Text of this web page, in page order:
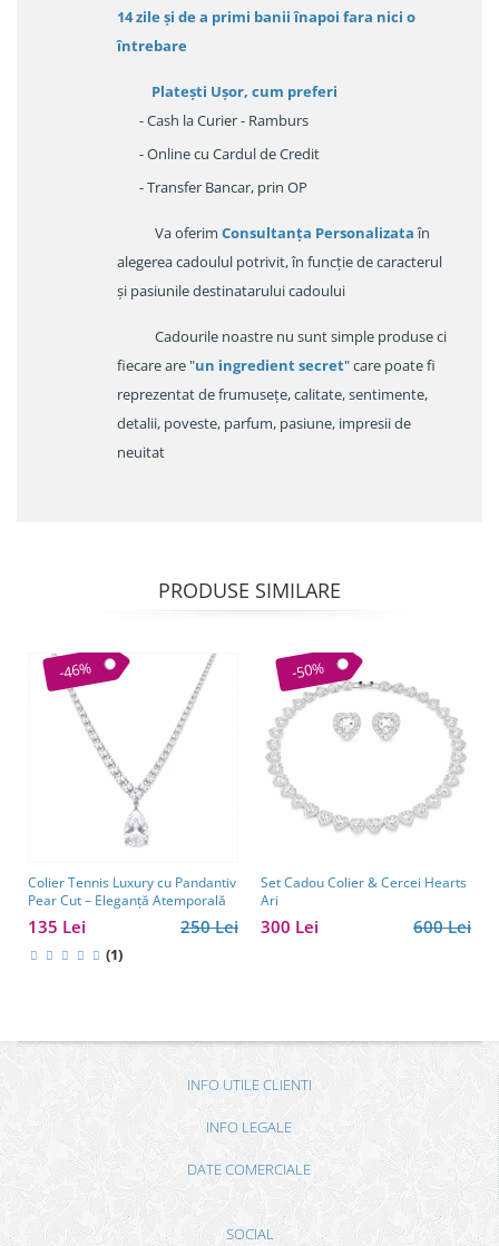
14 zileși de a primi banii înapoi fara nici o
întrebare
Platești Ușor, cum preferi
- Cash la Curier - Ramburs
- Online cu Cardul de Credit
- Transfer Bancar, prin OP
Va oferim Consultanța Personalizataîn
alegerea cadoulul potrivit, în funcție de caracterul
și pasiunile destinatarului cadoului
Cadourile noastre nu sunt simple produse ci
fiecare are "un ingredient secret" care poate fi
reprezentat de frumusețe, calitate, sentimente,
detalii, poveste, parfum, pasiune, impresii de
neuitat
PRODUSE SIMILARE
-46%
Colier Tennis Luxury cu Pandantiv
Pear Cut – Eleganță Atemporală
250 Lei
135 Lei
(1)
-50%
Set Cadou Colier & Cercei Hearts
Ari
600 Lei
300 Lei
INFO UTILE CLIENTI
INFO LEGALE
DATE COMERCIALE
SOCIAL